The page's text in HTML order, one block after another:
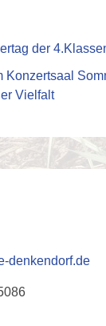
der
Konzertsaal
Vielfalt
denkendorf.de